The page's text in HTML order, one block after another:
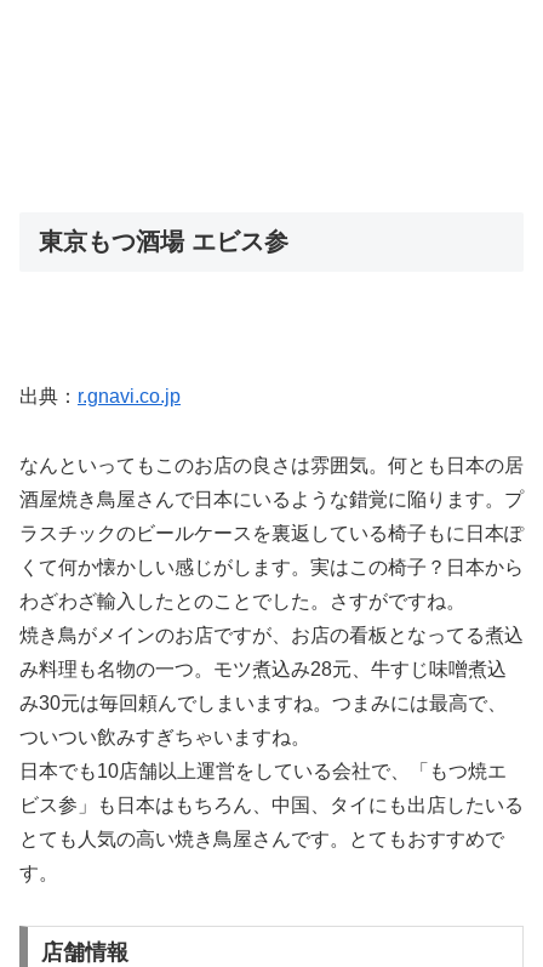
東京もつ酒場 エビス参
出典： r.gnavi.co.jp
なんといってもこのお店の良さは雰囲気。何とも日本の居
酒屋焼き鳥屋さんで日本にいるような錯覚に陥ります。プ
ラスチックのビールケースを裏返している椅子もに日本ぽ
くて何か懐かしい感じがします。実はこの椅子？日本から
わざわざ輸入したとのことでした。さすがですね。
焼き鳥がメインのお店ですが、お店の看板となってる煮込
み料理も名物の一つ。モツ煮込み28元、牛すじ味噌煮込
み30元は毎回頼んでしまいますね。つまみには最高で、
ついつい飲みすぎちゃいますね。
日本でも10店舗以上運営をしている会社で、「もつ焼エ
ビス参」も日本はもちろん、中国、タイにも出店したいる
とても人気の高い焼き鳥屋さんです。とてもおすすめで
す。
店舗情報